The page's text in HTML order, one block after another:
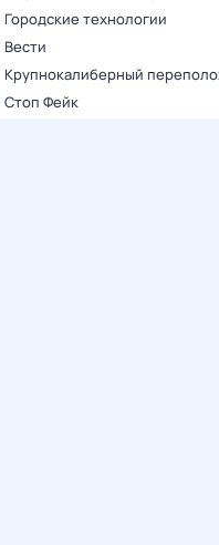
Городские технологии
Вести
Крупнокалиберный
Стоп Фейк